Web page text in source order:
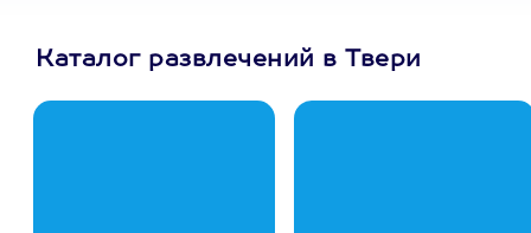
Каталог развлечений в Твери